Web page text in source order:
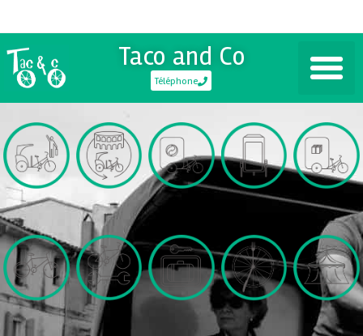
Taco and Co
Téléphone